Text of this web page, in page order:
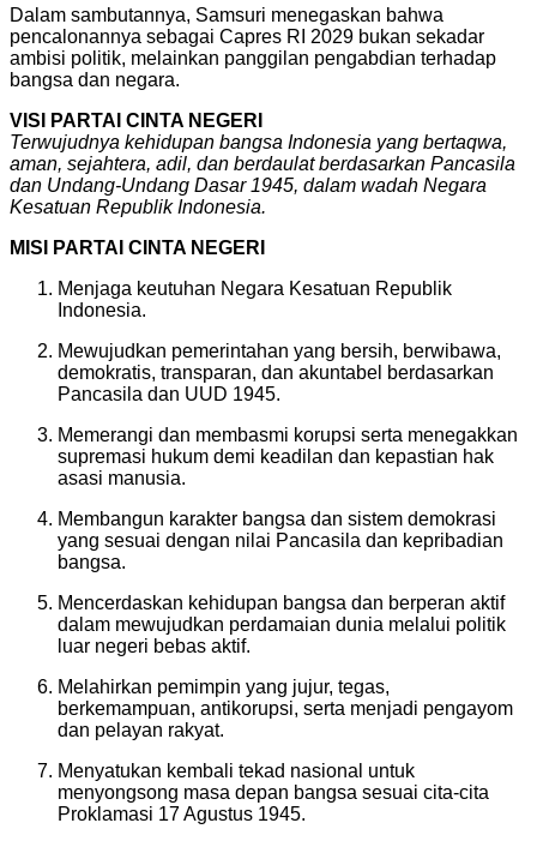
Dalam sambutannya, Samsuri menegaskan bahwa
pencalonannya sebagai Capres RI 2029 bukan sekadar
ambisi politik, melainkan panggilan pengabdian terhadap
bangsa dan negara.
VISI PARTAI CINTA NEGERI
Terwujudnya kehidupan bangsa Indonesia yang bertaqwa,
aman, sejahtera, adil, dan berdaulat berdasarkan Pancasila
dan Undang-Undang Dasar 1945, dalam wadah Negara
Kesatuan Republik Indonesia.
MISI PARTAI CINTA NEGERI
Menjaga keutuhan Negara Kesatuan Republik
Indonesia.
Mewujudkan pemerintahan yang bersih, berwibawa,
demokratis, transparan, dan akuntabel berdasarkan
Pancasila dan UUD 1945.
Memerangi dan membasmi korupsi serta menegakkan
supremasi hukum demi keadilan dan kepastian hak
asasi manusia.
Membangun karakter bangsa dan sistem demokrasi
yang sesuai dengan nilai Pancasila dan kepribadian
bangsa.
Mencerdaskan kehidupan bangsa dan berperan aktif
dalam mewujudkan perdamaian dunia melalui politik
luar negeri bebas aktif.
Melahirkan pemimpin yang jujur, tegas,
berkemampuan, antikorupsi, serta menjadi pengayom
dan pelayan rakyat.
Menyatukan kembali tekad nasional untuk
menyongsong masa depan bangsa sesuai cita-cita
Proklamasi 17 Agustus 1945.